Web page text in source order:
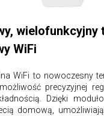
wielofunkcyjny
WiFi
WiFi to nowoczesny
precyzyjnej
Dzięki
domową,